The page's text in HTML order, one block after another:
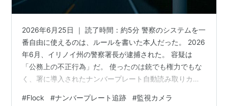
2026年6月25日 ｜ 読了時間：約5分 警察のシステムを一
番自由に使えるのは、ルールを書いた本人だった。 2026
年6月、イリノイ州の警察署長が逮捕された。 容疑は
「公務上の不正行為」だ。 使ったのは銃でも権力でもな
く、署に導入されたナンバープレート自動読み取りカメ
なしで何百回も位置追跡していた。 そしてこの話には、
#Flock #ナンバープレート追跡 #監視カメラ